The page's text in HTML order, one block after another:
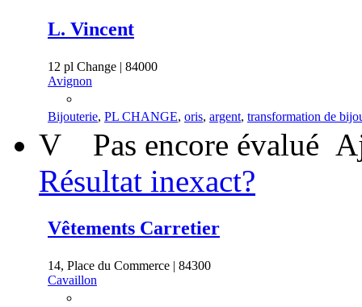
L. Vincent
12 pl Change | 84000
Avignon
Bijouterie, PL CHANGE, oris, argent, transformation de
V Pas encore évalué
Résultat inexact?
Vêtements Carretier
14, Place du Commerce | 84300
Cavaillon